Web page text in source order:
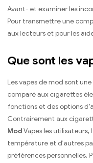
Avant- et examiner les
Pour transmettre une
aux lecteurs et pour les
Que sont les
Les vapes de mod sont
comparé aux cigarettes
fonctions et des options
Contrairement aux
ModVapes les
température et d'autres
préférences personnelles,